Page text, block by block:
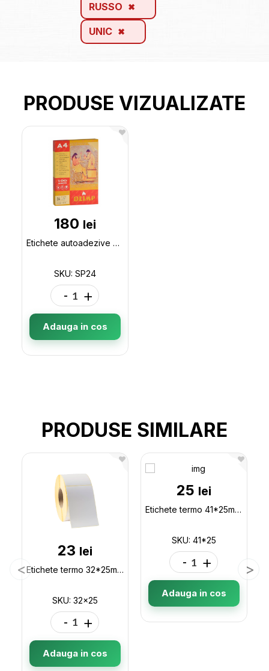
RUSSO
UNIC
PRODUSE VIZUALIZATE
180 lei
Etichete autoadezive 24buc 70*37mm olimp (100foi) SP24
SKU: SP24
- +
Adauga in cos
PRODUSE SIMILARE
23 lei
Etichete termo 32*25mm (1000buc) 32x25
SKU: 32x25
- +
Adauga in cos
25 lei
Etichete termo 41*25mm (1000buc) 41*25
SKU: 41*25
- +
Adauga in cos